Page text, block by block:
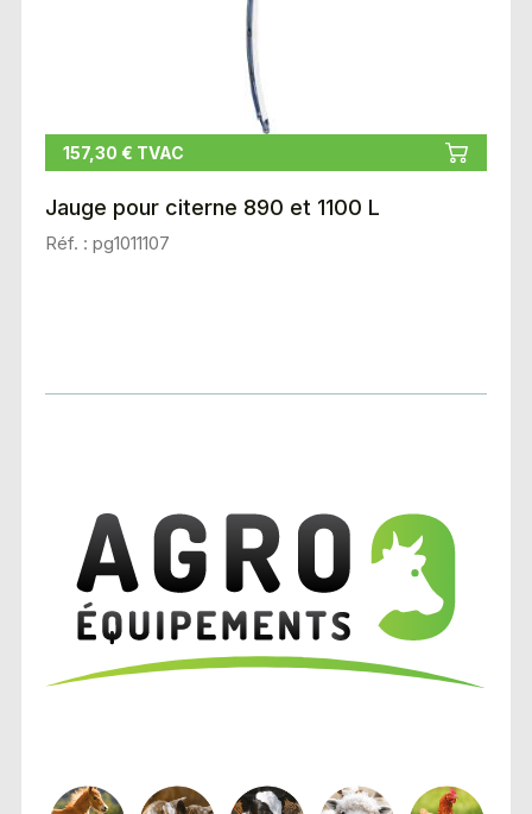
157,30 € TVAC
Jauge pour citerne 890 et 1100 L
Réf. : pg1011107